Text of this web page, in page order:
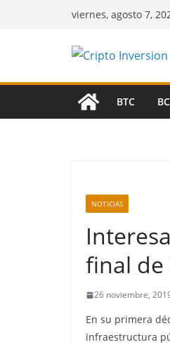
viernes, agosto 7,
BTC
NOTICIAS
final de
26 noviembre,
En su primera
infraestructura